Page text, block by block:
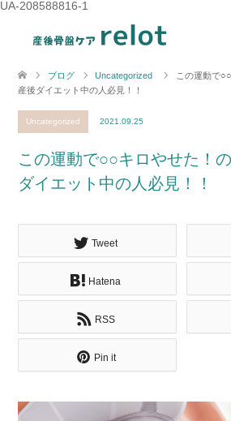
UA-208588816-1
ブログ Uncategorized
この運動で
産後ダイエット中の人必見！！
Uncategorized 2021.09.25
この運動で○○キロやせた！
ダイエット中の人必見！！
Tweet
Hatena
RSS
Pin it